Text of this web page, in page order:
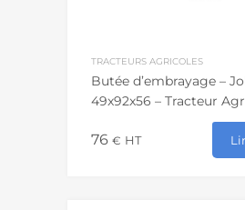
TRACTEURS AGRICOLES
Butée d’embrayage –
49x92x56 – Tracteur
76 € HT